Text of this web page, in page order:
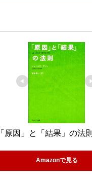
「原因」と「結果」の法則
Amazonで見る